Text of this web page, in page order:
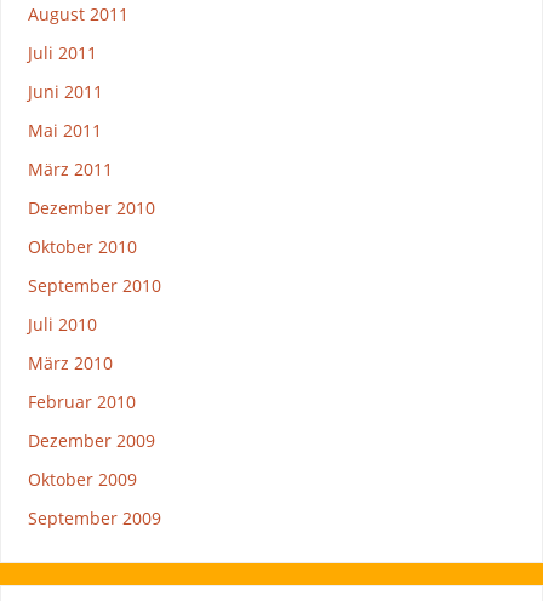
August 2011
Juli 2011
Juni 2011
Mai 2011
März 2011
Dezember 2010
Oktober 2010
September 2010
Juli 2010
März 2010
Februar 2010
Dezember 2009
Oktober 2009
September 2009